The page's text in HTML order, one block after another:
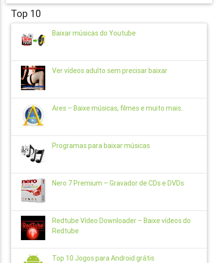
Top 10
Baixar músicas do Youtube
Ver vídeos adulto sem precisar baixar
Ares – Baixe músicas, filmes e muito mais..
Programas para baixar músicas
Nero 7 Premium – Gravador de CDs e DVDs
Redtube Vídeo Downloader – Baixe vídeos do
Redtube
Top 10 Jogos para Android grátis